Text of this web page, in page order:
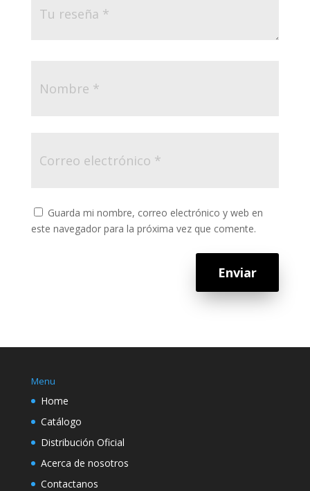
Guarda mi nombre, correo electrónico y web en
este navegador para la próxima vez que comente.
Enviar
Menu
Home
Catálogo
Distribución Oficial
Acerca de nosotros
Contactanos